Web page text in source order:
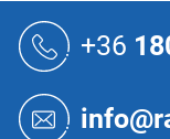
+36